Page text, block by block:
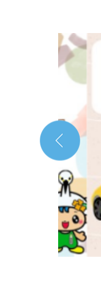
2
枚
の
ス
ラ
イ
ド